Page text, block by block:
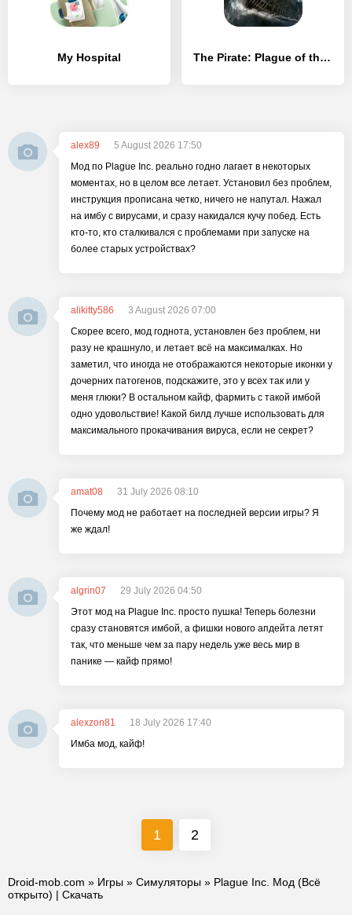
My Hospital The Pirate: Plague of the Dead
alex89
5 August 2026 17:50
Мод по Plague Inc. реально годно лагает в некоторых
моментах, но в целом все летает. Установил без проблем,
инструкция прописана четко, ничего не напутал. Нажал
на имбу с вирусами, и сразу накидался кучу побед. Есть
кто-то, кто сталкивался с проблемами при запуске на
более старых устройствах?
alikitty586
3 August 2026 07:00
Скорее всего, мод годнота, установлен без проблем, ни
разу не крашнуло, и летает всё на максималках. Но
заметил, что иногда не отображаются некоторые иконки у
дочерних патогенов, подскажите, это у всех так или у
меня глюки? В остальном кайф, фармить с такой имбой
одно удовольствие! Какой билд лучше использовать для
максимального прокачивания вируса, если не секрет?
amat08
31 July 2026 08:10
Почему мод не работает на последней версии игры? Я
же ждал!
algrin07
29 July 2026 04:50
Этот мод на Plague Inc. просто пушка! Теперь болезни
сразу становятся имбой, а фишки нового апдейта летят
так, что меньше чем за пару недель уже весь мир в
панике — кайф прямо!
alexzon81
18 July 2026 17:40
Имба мод, кайф!
1 2
Droid-mob.com » Игры » Симуляторы » Plague Inc. Мод (Всё
открыто) | Скачать